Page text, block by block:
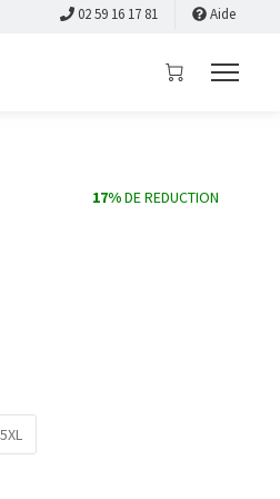
02 59 16 17 81 Aide
17%DE REDUCTION
5XL